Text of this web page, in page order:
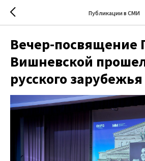
Публикации в СМИ
Вечер-посвящение
Вишневской
русского зарубежья